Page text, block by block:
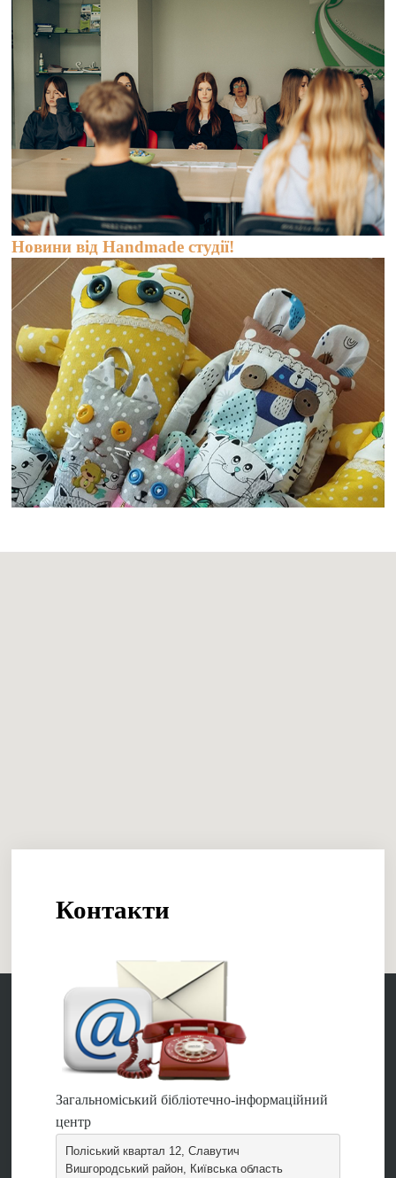
Новини від Handmade студії!
Контакти
Загальноміський бібліотечно-інформаційний
центр
Поліський квартал 12, Славутич
Вишгородський район, Київська область